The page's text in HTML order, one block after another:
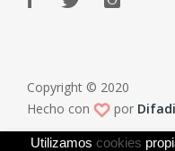
Utilizamos cookies
Copyright © 2020
Hecho con
por